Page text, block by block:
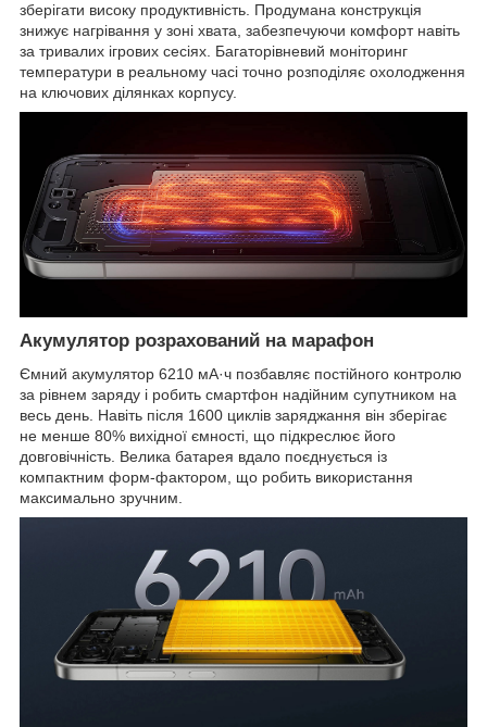
зберігати високу продуктивність. Продумана конструкція
знижує нагрівання у зоні хвата, забезпечуючи комфорт навіть
за тривалих ігрових сесіях. Багаторівневий моніторинг
температури в реальному часі точно розподіляє охолодження
на ключових ділянках корпусу.
Акумулятор розрахований на марафон
Ємний акумулятор 6210 мА·ч позбавляє постійного контролю
за рівнем заряду і робить смартфон надійним супутником на
весь день. Навіть після 1600 циклів заряджання він зберігає
не менше 80% вихідної ємності, що підкреслює його
довговічність. Велика батарея вдало поєднується із
компактним форм-фактором, що робить використання
максимально зручним.